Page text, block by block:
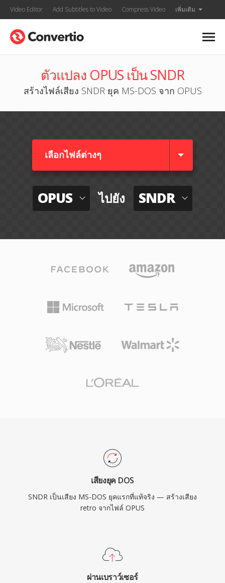
Video Editor Add Subtitles to Video Compress Video เพิ่มเติม
ตัวแปลง OPUS เป็น SNDR
สร้างไฟล์เสียง SNDR ยุค MS-DOS จาก OPUS
เลือกไฟล์ต่างๆ​
OPUS ไปยัง SNDR
เสียงยุค DOS
SNDR เป็นเสียง MS-DOS ยุคแรกที่แท้จริง — สร้างเสียง
retro จากไฟล์ OPUS
ผ่านเบราว์เซอร์